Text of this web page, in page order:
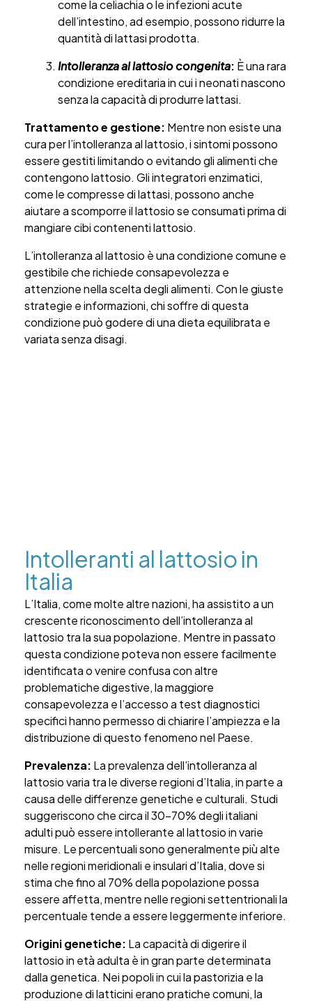
come la celiachia o le infezioni acute
dell’intestino, ad esempio, possono ridurre la
quantità di lattasi prodotta.
Intolleranza al lattosio congenita: È una rara
condizione ereditaria in cui i neonati nascono
senza la capacità di produrre lattasi.
Trattamento e gestione: Mentre non esiste una
cura per l’intolleranza al lattosio, i sintomi possono
essere gestiti limitando o evitando gli alimenti che
contengono lattosio. Gli integratori enzimatici,
come le compresse di lattasi, possono anche
aiutare a scomporre il lattosio se consumati prima di
mangiare cibi contenenti lattosio.
L’intolleranza al lattosio è una condizione comune e
gestibile che richiede consapevolezza e
attenzione nella scelta degli alimenti. Con le giuste
strategie e informazioni, chi soffre di questa
condizione può godere di una dieta equilibrata e
variata senza disagi.
Intolleranti al lattosio in
Italia
L’Italia, come molte altre nazioni, ha assistito a un
crescente riconoscimento dell’intolleranza al
lattosio tra la sua popolazione. Mentre in passato
questa condizione poteva non essere facilmente
identificata o venire confusa con altre
problematiche digestive, la maggiore
consapevolezza e l’accesso a test diagnostici
specifici hanno permesso di chiarire l’ampiezza e la
distribuzione di questo fenomeno nel Paese.
Prevalenza: La prevalenza dell’intolleranza al
lattosio varia tra le diverse regioni d’Italia, in parte a
causa delle differenze genetiche e culturali. Studi
suggeriscono che circa il 30-70% degli italiani
adulti può essere intollerante al lattosio in varie
misure. Le percentuali sono generalmente più alte
nelle regioni meridionali e insulari d’Italia, dove si
stima che fino al 70% della popolazione possa
essere affetta, mentre nelle regioni settentrionali la
percentuale tende a essere leggermente inferiore.
Origini genetiche: La capacità di digerire il
lattosio in età adulta è in gran parte determinata
dalla genetica. Nei popoli in cui la pastorizia e la
produzione di latticini erano pratiche comuni, la